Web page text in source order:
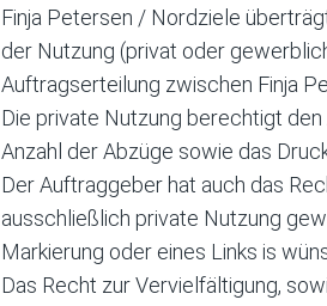
Finja Petersen / Nordziele
der Nutzung (privat oder
Auftragserteilung zwischen Finja
Die private Nutzung berechtigt
Anzahl der Abzüge sowie das
Der Auftraggeber hat auch das
ausschließlich private Nutzung
Markierung oder eines Links is
Das Recht zur Vervielfältigung,